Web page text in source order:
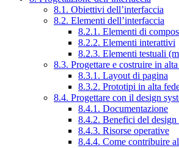
8.1. Obiettivi dell’interfaccia
8.2. Elementi dell’interfaccia
8.2.1. Elementi di
8.2.2. Elementi interattivi
8.2.3. Elementi testuali
8.3. Progettare e costruire in
8.3.1. Layout di pagina
8.3.2. Prototipi in alta
8.4. Progettare con il design
8.4.1. Documentazione
8.4.2. Benefici del design
8.4.3. Risorse operative
8.4.4. Come contribuire